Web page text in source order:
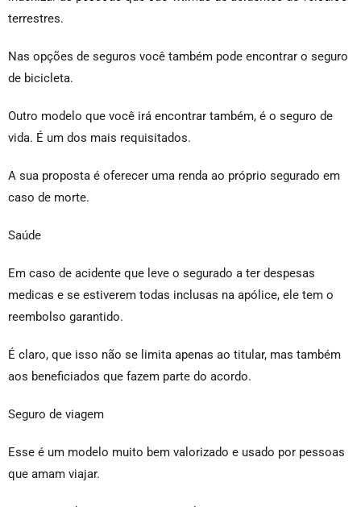
terrestres.
Nas opções de seguros você também pode encontrar o seguro
de bicicleta.
Outro modelo que você irá encontrar também, é o seguro de
vida. É um dos mais requisitados.
A sua proposta é oferecer uma renda ao próprio segurado em
caso de morte.
Saúde
Em caso de acidente que leve o segurado a ter despesas
medicas e se estiverem todas inclusas na apólice, ele tem o
reembolso garantido.
É claro, que isso não se limita apenas ao titular, mas também
aos beneficiados que fazem parte do acordo.
Seguro de viagem
Esse é um modelo muito bem valorizado e usado por pessoas
que amam viajar.